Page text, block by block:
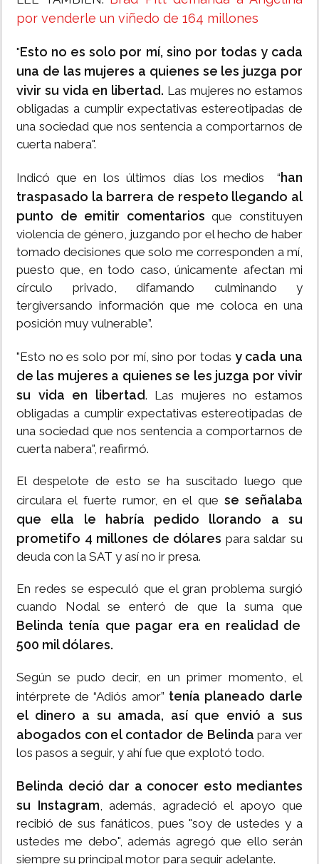
por venderle un viñedo de 164 millones
"Esto no es solo por mí, sino por todas y cada
una de las mujeres a quienes se les juzga por
vivir su vida en libertad. Las mujeres no estamos
obligadas a cumplir expectativas estereotipadas de
una sociedad que nos sentencia a comportarnos de
cuerta nabera".
Indicó que en los últimos días los medios “ han
traspasado la barrera de respeto llegando al
punto de emitir comentariosque constituyen
violencia de género, juzgando por el hecho de haber
tomado decisiones que solo me corresponden a mí,
puesto que, en todo caso, únicamente afectan mi
círculo privado, difamando culminando y
tergiversando información que me coloca en una
posición muy vulnerable”.
"Esto no es solo por mí, sino por todas y cada una
de las mujeres a quienes se les juzga por vivir
su vida en libertad. Las mujeres no estamos
obligadas a cumplir expectativas estereotipadas de
una sociedad que nos sentencia a comportarnos de
cuerta nabera", reafirmó.
El despelote de esto se ha suscitado luego que
circulara el fuerte rumor, en el que se señalaba
que ella le habría pedido llorando a su
prometifo 4 millones de dólares para saldar su
deuda con la SAT y así no ir presa.
En redes se especuló que el gran problema surgió
cuando Nodal se enteró de que la suma que
Belinda tenía que pagar era en realidad de
500 mil dólares.
Según se pudo decir, en un primer momento, el
intérprete de “Adiós amor” tenía planeado darle
el dinero a su amada, así que envió a sus
abogados con el contador de Belinda para ver
los pasos a seguir, y ahí fue que explotó todo.
Belinda deció dar a conocer esto mediantes
su Instagram, además, agradeció el apoyo que
recibió de sus fanáticos, pues "soy de ustedes y a
ustedes me debo", además agregó que ello serán
siempre su principal motor para seguir adelante.